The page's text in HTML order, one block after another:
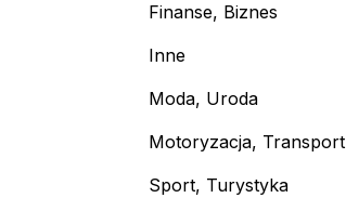
Finanse, Biznes
Inne
Moda, Uroda
Motoryzacja, Transport
Sport, Turystyka